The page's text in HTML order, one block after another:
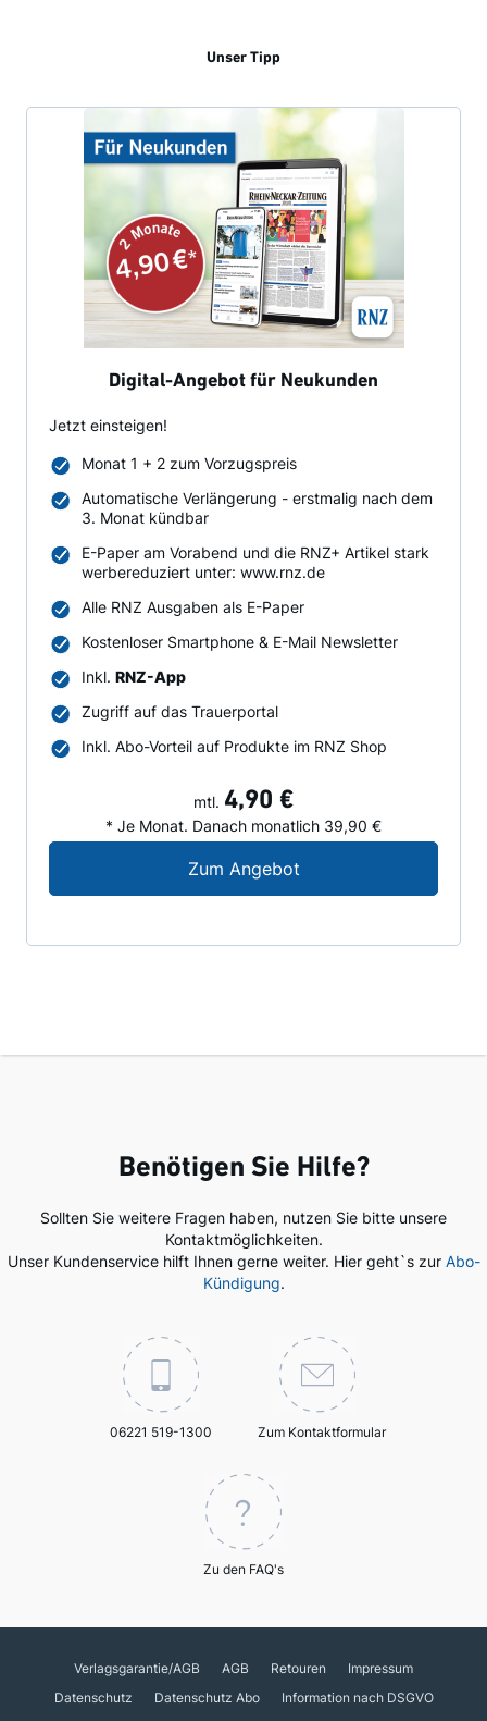
Unser Tipp
Digital-Angebot für Neukunden
Jetzt einsteigen!
Monat 1 + 2 zum Vorzugspreis
Automatische Verlängerung - erstmalig nach dem
3. Monat kündbar
E-Paper am Vorabend und die RNZ+ Artikel stark
werbereduziert unter: www.rnz.de
Alle RNZ Ausgaben als E-Paper
Kostenloser Smartphone & E-Mail Newsletter
Inkl. RNZ-App
Zugriff auf das Trauerportal
Inkl. Abo-Vorteil auf Produkte im RNZ Shop
mtl. 4,90 €
* Je Monat. Danach monatlich 39,90 €
Zum AngebotDigital-Angebot für
Benötigen Sie Hilfe?
Sollten Sie weitere Fragen haben, nutzen Sie bitte unsere
Kontaktmöglichkeiten.
Unser Kundenservice hilft Ihnen gerne weiter. Hier geht`s zur Abo-
Kündigung.
06221 519-1300 Zum Kontaktformular
Zu den FAQ's
Verlagsgarantie/AGB AGB Retouren
Impressum
Datenschutz
Datenschutz Abo
Information nach DSGVO